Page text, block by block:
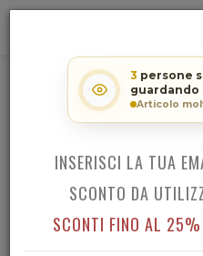
LOCMAN
3 persone
guardando
Articolo
RICEVI LO
INSERISCI LA TUA
SCONTO DA
SCONTI FINO AL